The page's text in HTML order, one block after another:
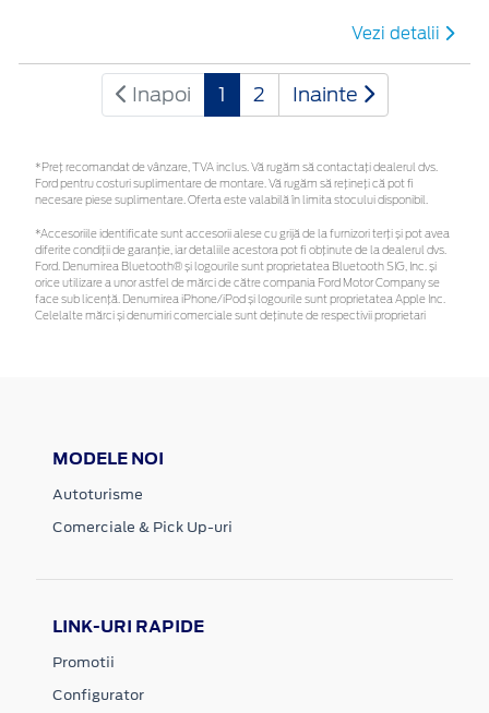
Vezi detalii
Inapoi 1 2 Inainte
*Preţ recomandat de vânzare, TVA inclus. Vă rugăm să contactaţi dealerul dvs.
Ford pentru costuri suplimentare de montare. Vă rugăm să rețineți că pot fi
necesare piese suplimentare. Oferta este valabilă în limita stocului disponibil.
*Accesoriile identificate sunt accesorii alese cu grijă de la furnizori terți și pot avea
diferite condiții de garanție, iar detaliile acestora pot fi obținute de la dealerul dvs.
Ford. Denumirea Bluetooth® și logourile sunt proprietatea Bluetooth SIG, Inc. și
orice utilizare a unor astfel de mărci de către compania Ford Motor Company se
face sub licență. Denumirea iPhone/iPod și logourile sunt proprietatea Apple Inc.
Celelalte mărci și denumiri comerciale sunt deținute de respectivii proprietari
MODELE NOI
Autoturisme
Comerciale & Pick Up-uri
LINK-URI RAPIDE
Promotii
Configurator